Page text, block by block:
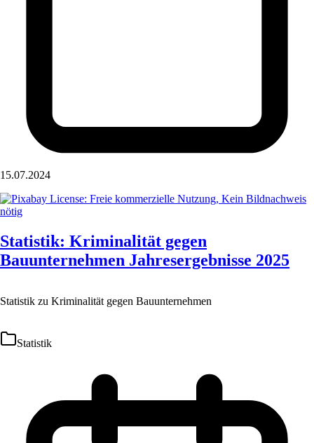
15.07.2024
Statistik: Kriminalität gegen
Bauunternehmen Jahresergebnisse 2025
Statistik zu Kriminalität gegen Bauunternehmen
Statistik